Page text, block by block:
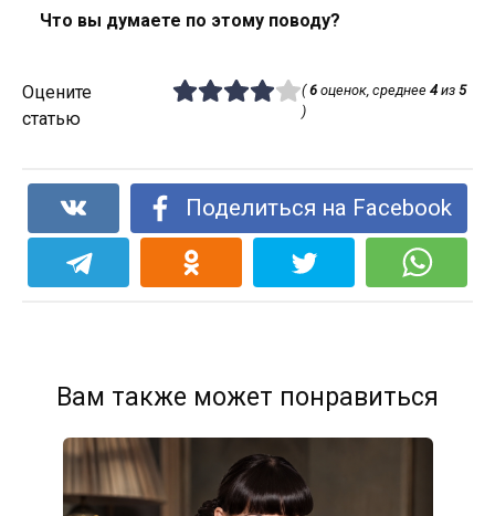
Что вы думаете по этому поводу?
Оцените
статью
(6оценок, среднее 4из 5
)
Поделиться на Facebook
Вам также может понравиться